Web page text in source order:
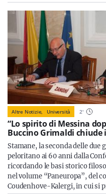
Altre Notizie, Università 2'
“Lo spirito di Messina
Buccino Grimaldi chiude
Stamane, la seconda delle due
peloritano ai 60 anni dalla
ricordando le basi storico
nel volume “Paneuropa”, del
Coudenhove-Kalergi, in cui si